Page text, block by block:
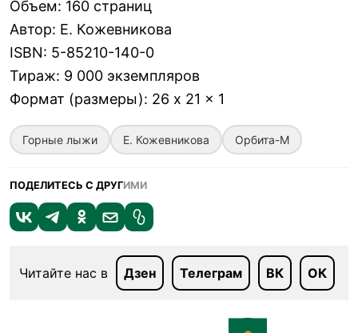
Объем: 160 страниц
Автор: Е. Кожевникова
ISBN: 5-85210-140-0
Тираж: 9 000 экземпляров
Формат (размеры): 26 x 21 x 1
Горные лыжи Е. Кожевникова Орбита-М
ПОДЕЛИТЕСЬ С ДРУГИМИ
Читайте нас в Дзен Телеграм ВК ОК